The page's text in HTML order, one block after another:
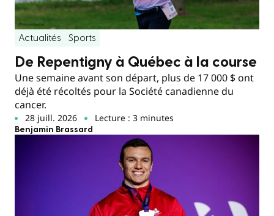
Actualités Sports
De Repentigny à Québec à la course
Une semaine avant son départ, plus de 17 000 $ ont
déjà été récoltés pour la Société canadienne du
cancer.
28 juill. 2026 Lecture : 3 minutes
Benjamin Brassard